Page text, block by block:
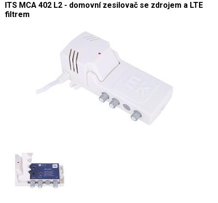
ITS MCA 402 L2 - domovní zesilovač se zdrojem a LTE
filtrem